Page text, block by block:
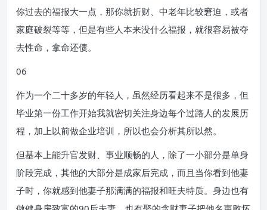
你过去的福报大一点，那你就折财、中老年比较窘迫，或者
家庭破裂等等，但是有些人本来没什么福报，就很容易被夺
去性命，拿命还债。
06
作为一个二十多岁的年轻人，虽然经历看起来不是很多，但
毕业第一份工作开始我就密切关注身边每个过路人的发展历
程，加上以前做企业培训，所以也会分析其所以然。
但基本上能升官发财、事业顺畅的人，除了一小部分是单身
阶段完成，其他的大部分是成家后完成，而且当你看到他妻
子时，你就感到他妻子那满满的福报和旺夫特质。身边也有